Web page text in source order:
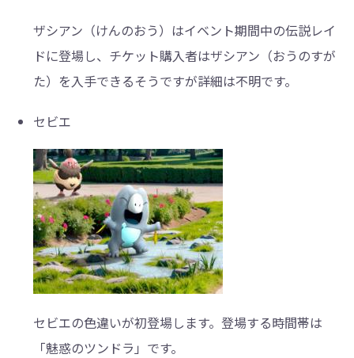
ザシアン（けんのおう）はイベント期間中の伝説レイ
ドに登場し、チケット購入者はザシアン（おうのすが
た）を入手できるそうですが詳細は不明です。
セビエ
セビエの色違いが初登場します。登場する時間帯は
「魅惑のツンドラ」です。